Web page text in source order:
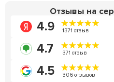
Отзывы на
4.9 1371 отзыв
4.7 371 отзыв
4.5 306 отзывов